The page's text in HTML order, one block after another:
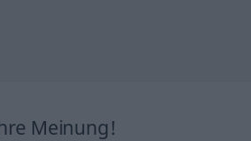
Meinung!